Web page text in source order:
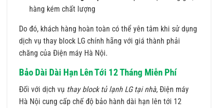
hàng kém chất lượng
Do đó, khách hàng hoàn toàn có thể yên tâm khi sử dụng
dịch vụ thay block LG chính hãng với giá thành phải
chăng của Điện máy Hà Nội.
Bảo Dài Dài Hạn Lên Tới 12 Tháng Miễn Phí
Đối với dịch vụ thay block tủ lạnh LG tại nhà, Điện máy
Hà Nội cung cấp chế độ bảo hành dài hạn lên tới 12